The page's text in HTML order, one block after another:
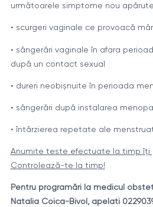
următoarele simptome nou
• scurgeri vaginale ce provoacă
• sângerări vaginale în afara
după un contact sexual
• dureri neobișnuite în perioada
• sângerări după instalarea
• întârzierea repetate ale
Anumite teste efectuate la timp îţi
Controlează-te la timp!
Pentru programări la medicul
Natalia Coica-Bivol, apelati